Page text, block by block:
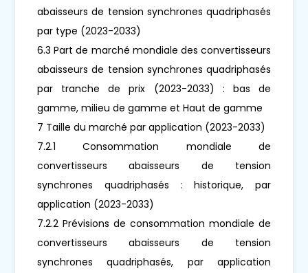
abaisseurs de tension synchrones quadriphasés
par type (2023-2033)
6.3 Part de marché mondiale des convertisseurs
abaisseurs de tension synchrones quadriphasés
par tranche de prix (2023-2033) : bas de
gamme, milieu de gamme et Haut de gamme
7 Taille du marché par application (2023-2033)
7.2.1 Consommation mondiale de
convertisseurs abaisseurs de tension
synchrones quadriphasés : historique, par
application (2023-2033)
7.2.2 Prévisions de consommation mondiale de
convertisseurs abaisseurs de tension
synchrones quadriphasés, par application